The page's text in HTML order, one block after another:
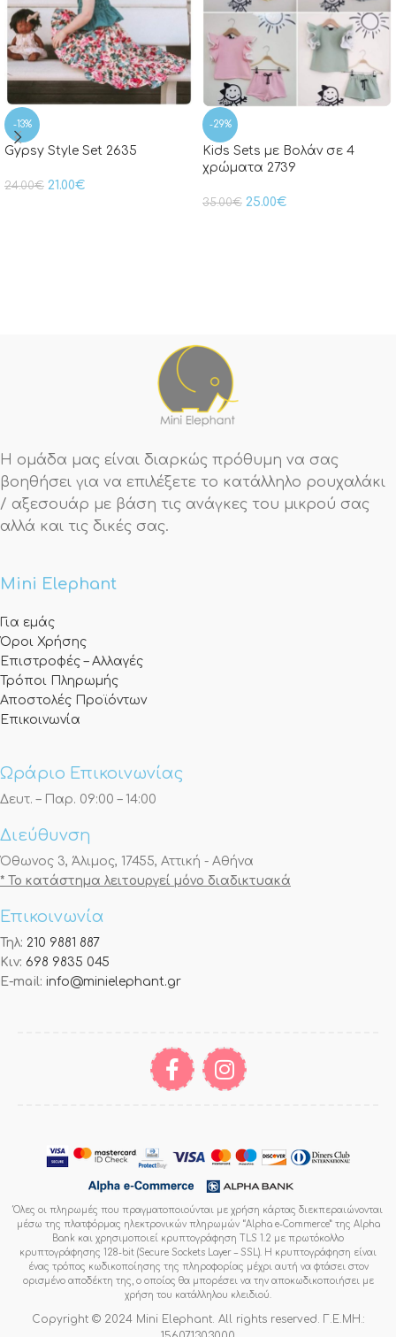
-13%
Gypsy Style Set 2635
24.00€ 21.00€
-29%
Kids Sets με Βολάν σε 4
χρώματα 2739
35.00€ 25.00€
Η ομάδα μας είναι διαρκώς πρόθυμη να σας
βοηθήσει για να επιλέξετε το κατάλληλο ρουχαλάκι
/ αξεσουάρ με βάση τις ανάγκες του μικρού σας
αλλά και τις δικές σας.
Mini Elephant
Για εμάς
Όροι Χρήσης
Επιστροφές – Αλλαγές
Τρόποι Πληρωμής
Αποστολές Προϊόντων
Επικοινωνία
Ωράριο Επικοινωνίας
Δευτ. – Παρ. 09:00 – 14:00
Διεύθυνση
Όθωνος 3, Άλιμος, 17455, Αττική - Αθήνα
* Το κατάστημα λειτουργεί μόνο διαδικτυακά
Επικοινωνία
Τηλ: 210 9881 887
Κιν: 698 9835 045
E-mail: info@minielephant.gr
Όλες οι πληρωμές που πραγματοποιούνται με χρήση κάρτας διεκπεραιώνονται
μέσω της πλατφόρμας ηλεκτρονικών πληρωμών “Alpha e-Commerce” της Alpha
Bank και χρησιμοποιεί κρυπτογράφηση TLS 1.2 με πρωτόκολλο
κρυπτογράφησης 128-bit (Secure Sockets Layer – SSL). Η κρυπτογράφηση είναι
ένας τρόπος κωδικοποίησης της πληροφορίας μέχρι αυτή να φτάσει στον
ορισμένο αποδέκτη της, ο οποίος θα μπορέσει να την αποκωδικοποιήσει με
χρήση του κατάλληλου κλειδιού.
Copyright © 2024 Mini Elephant. All rights reserved. Γ.Ε.ΜΗ.: